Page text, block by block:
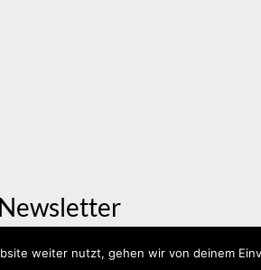
Newsletter
Newsletter an, um informiert zu
weiter nutzt, gehen wir von deinem